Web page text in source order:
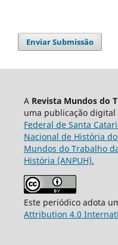
Enviar Submissão
A Revista Mundos do
uma publicação
Federal de Santa
Nacional de História
Mundos do Trabalho
História (ANPUH).
Este periódico adota
Attribution 4.0